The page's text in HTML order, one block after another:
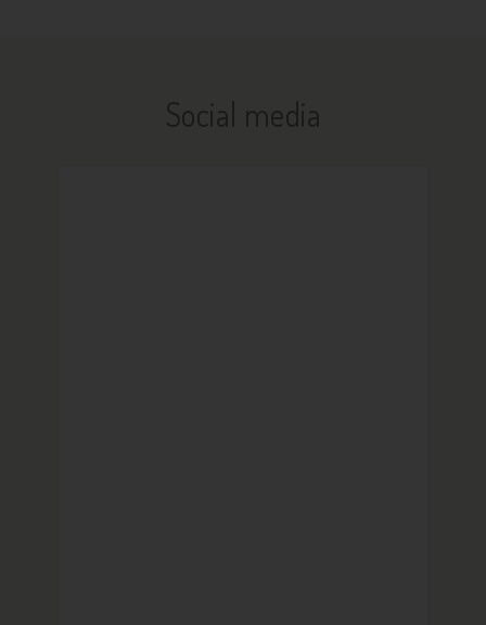
Social media